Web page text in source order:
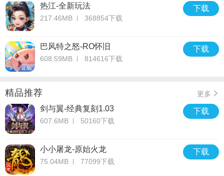
下载
热江-全新玩法
217.46MB 368854下载
下载
巴风特之怒-RO怀旧
608.59MB 814616下载
精品推荐 更多
下载
剑与翼-经典复刻1.03
607.6MB 50160下载
下载
小小屠龙-原始火龙
75.04MB 77099下载